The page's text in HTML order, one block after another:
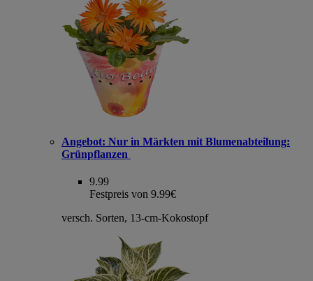
Angebot: Nur in Märkten mit Blumenabteilung:
Grünpflanzen
9.99
Festpreis von 9.99€
versch. Sorten, 13-cm-Kokostopf